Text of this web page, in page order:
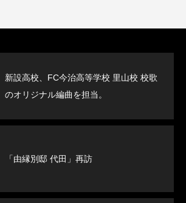
新設高校、FC今治高等学校 里山校 校歌
のオリジナル編曲を担当。
「由縁別邸 代田」再訪